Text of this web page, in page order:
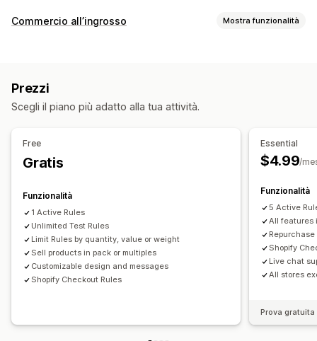
Regole sui limiti
In base alla collezione
Tag dei clienti Geolocalizzazione
Impostazioni delle notifiche
Avvisi nel carrello
Branding personalizzato
Multilingua
Traduzione
Commercio all’ingrosso Mostra funzionalità
Prezzi
Scegli il piano più adatto alla tua attività.
Free
Gratis
Funzionalità
1 Active Rules
Unlimited Test Rules
Limit Rules by quantity, value or weight
Sell products in pack or multiples
Customizable design and messages
Shopify Checkout Rules
Essential
$4.99/
Funzionalità
5 Active
All features
Repurchase
Shopify
Live chat
All stores
Prova